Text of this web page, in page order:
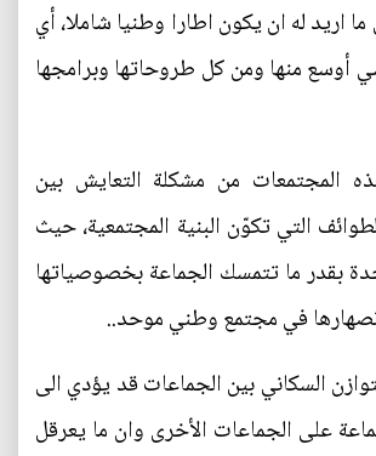
اريد له ان يكون اطارا وطنيا شاملا، أي
منها ومن كل طروحاتها وبرامجها
المجتمعات من مشكلة التعايش بين
التي تكوّن البنية المجتمعية، حيث
بقدر ما تتمسك الجماعة بخصوصياتها
في مجتمع وطني موحد..
السكاني بين الجماعات قد يؤدي الى
على الجماعات الأخرى وان ما يعرقل